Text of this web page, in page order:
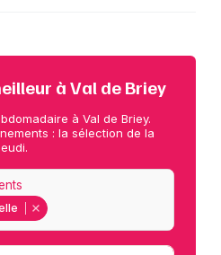
à Val de Briey
à Val de Briey.
: la sélection de la